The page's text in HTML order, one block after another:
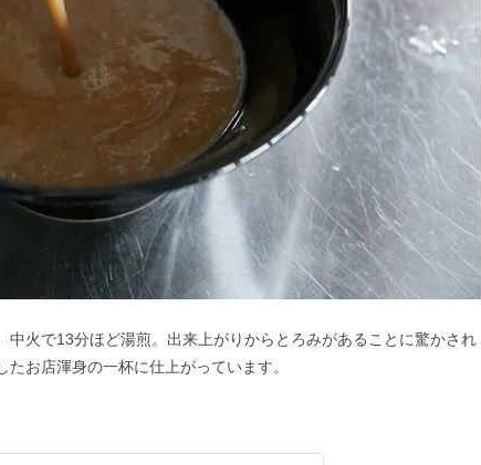
火で13分ほど湯煎。出来上がりからとろみがあることに驚かされ
お店渾身の一杯に仕上がっています。